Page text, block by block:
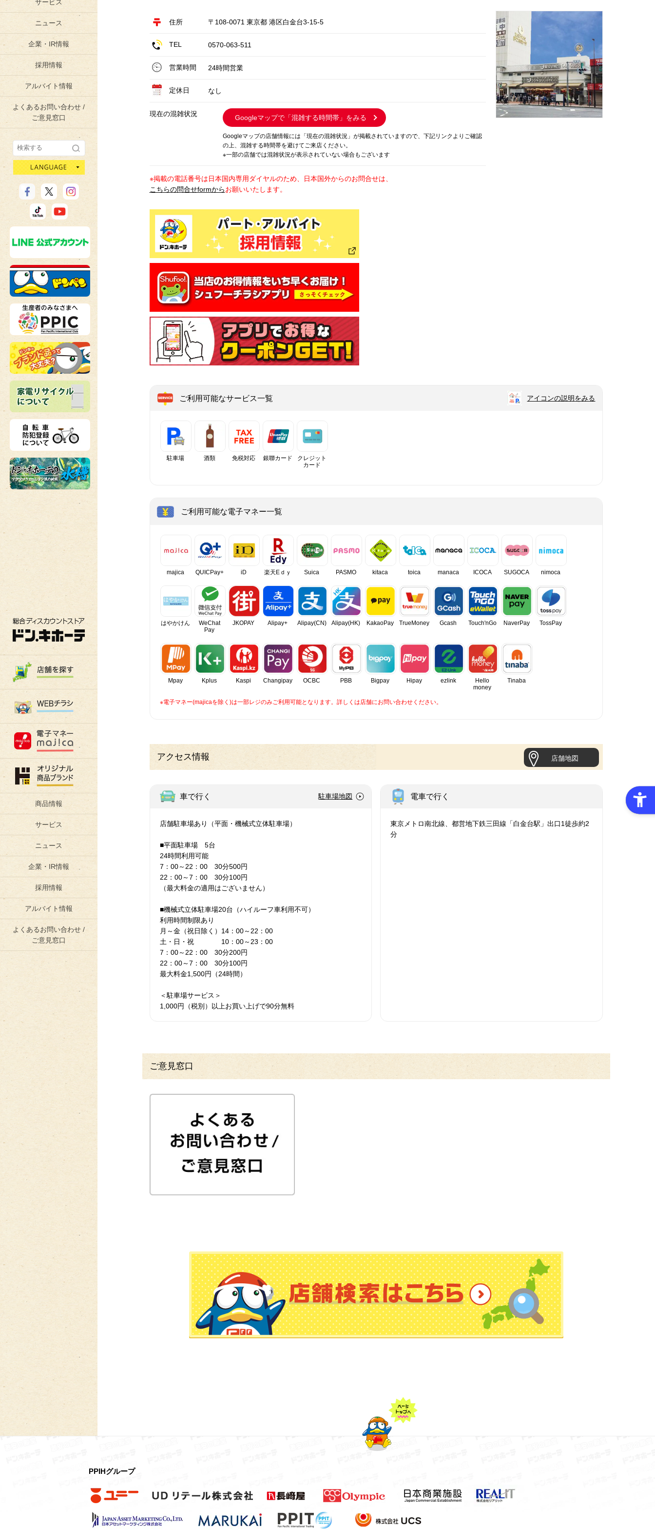
サービス
ニュース
企業・IR情報
採用情報
アルバイト情報
よくあるお問い合わせ /
ご意見窓口
総合ディスカウントストア ドン・キホーテ
商品情報
サービス
ニュース
企業・IR情報
採用情報
アルバイト情報
よくあるお問い合わせ /
ご意見窓口
住所 〒108-0071 東京都 港区白金台3-15-5
TEL 0570-063-511
営業時間 24時間営業
定休日 なし
現在の混雑状況 Googleマップで「混雑する時間帯」をみる
Googleマップの店舗情報には「現在の混雑状況」が掲載されていますので、下記リンクよりご確認
の上、混雑する時間帯を避けてご来店ください。
※一部の店舗では混雑状況が表示されていない場合もございます
※掲載の電話番号は日本国内専用ダイヤルのため、日本国外からのお問合せは、
こちらの問合せformからお願いいたします。
ご利用可能なサービス一覧 アイコンの説明をみる
駐車場 酒類 免税対応 銀聯カード
クレジット
カード
ご利用可能な電子マネー一覧
majica QUICPay+ iD 楽天Eｄｙ Suica PASMO kitaca toica manaca ICOCA SUGOCA nimoca
はやかけん
WeChat
Pay
JKOPAY Alipay+ Alipay(CN) Alipay(HK) KakaoPay TrueMoney Gcash Touch'nGo NaverPay TossPay
Mpay Kplus Kaspi Changipay OCBC PBB Bigpay Hipay ezlink
Hello
money
Tinaba
※電子マネー(majicaを除く)は一部レジのみご利用可能となります。詳しくは店舗にお問い合わせください。
アクセス情報 店舗地図
車で行く 駐車場地図
店舗駐車場あり（平面・機械式立体駐車場）
■平面駐車場 5台
24時間利用可能
7：00～22：00 30分500円
22：00～7：00 30分100円
（最大料金の適用はございません）
■機械式立体駐車場20台（ハイルーフ車利用不可）
利用時間制限あり
月～金（祝日除く）14：00～22：00
土・日・祝 10：00～23：00
7：00～22：00 30分200円
22：00～7：00 30分100円
最大料金1,500円（24時間）
＜駐車場サービス＞
1,000円（税別）以上お買い上げで90分無料
電車で行く
東京メトロ南北線、都営地下鉄三田線「白金台駅」出口1徒歩約2
分
ご意見窓口
PPIHグループ